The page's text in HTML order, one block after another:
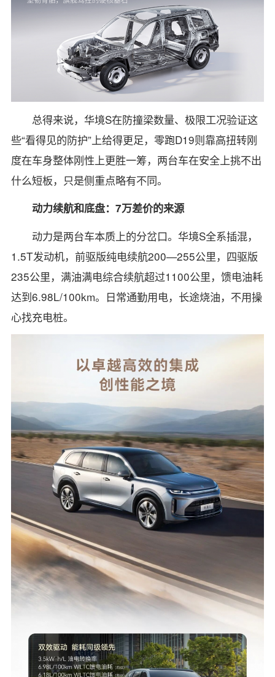
总得来说，华境S在防撞梁数量、极限工况验证这
些“看得见的防护”上给得更足，零跑D19则靠高扭转刚
度在车身整体刚性上更胜一筹，两台车在安全上挑不出
什么短板，只是侧重点略有不同。
动力续航和底盘：7万差价的来源
动力是两台车本质上的分岔口。华境S全系插混，
1.5T发动机，前驱版纯电续航200—255公里，四驱版
235公里，满油满电综合续航超过1100公里，馈电油耗
达到6.98L/100km。日常通勤用电，长途烧油，不用操
心找充电桩。